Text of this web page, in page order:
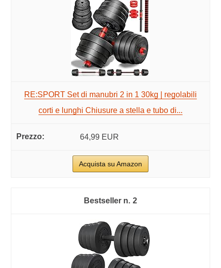
RE:SPORT Set di manubri 2 in 1 30kg | regolabili
corti e lunghi Chiusure a stella e tubo di...
64,99 EUR
Acquista su Amazon
2